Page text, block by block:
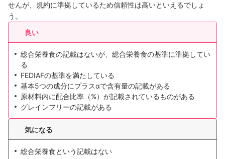
せんが、規約に準拠しているため信頼性は高いといえるでしょ
う。
良い
総合栄養食の記載はないが、総合栄養食の基準に準拠してい
る
FEDIAFの基準を満たしている
基本5つの成分にプラスαで含有量の記載がある
原材料内に配合比率（%）が記載されているものがある
グレインフリーの記載がある
気になる
総合栄養食という記載はない